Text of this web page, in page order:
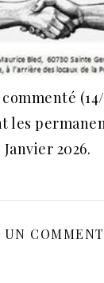
les
2026.
UN